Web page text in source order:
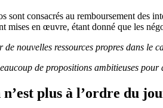
sont consacrés au remboursement des
mises en œuvre, étant donné que les
de nouvelles ressources propres dans le
de propositions ambitieuses
plus à l’ordre du